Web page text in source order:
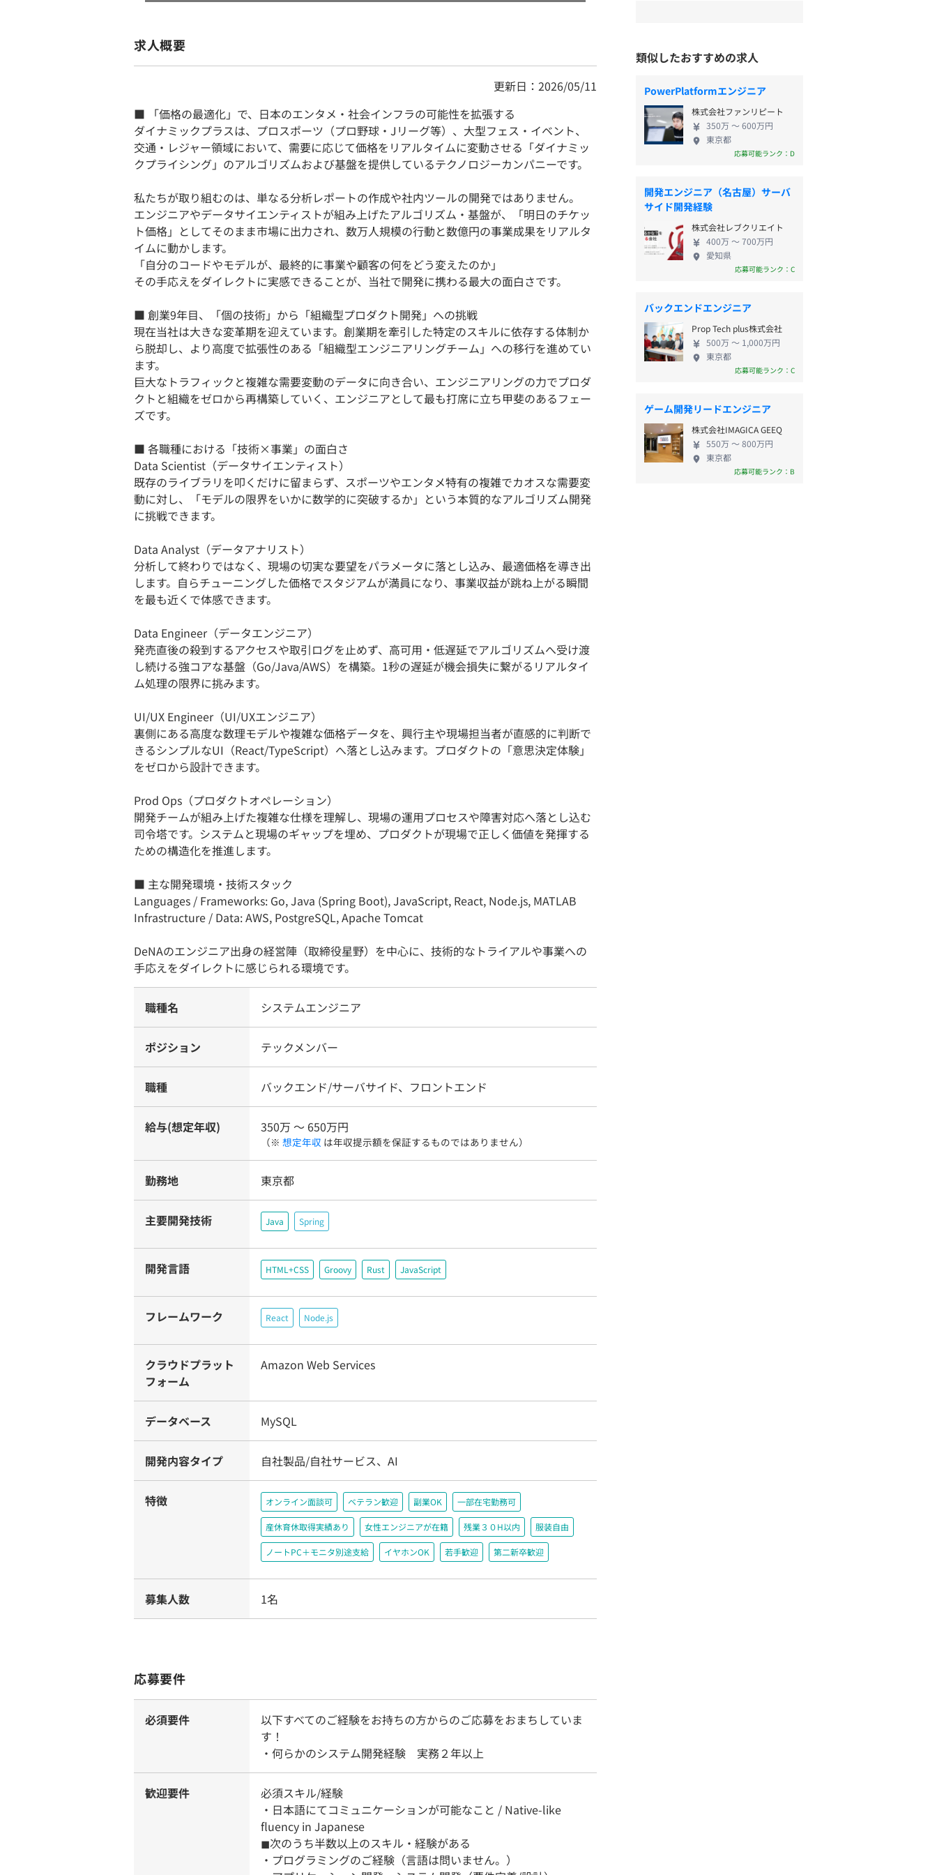
求人概要
更新日：2026/05/11
■ 「価格の最適化」で、日本のエンタメ・社会インフラの可能性を拡張する
ダイナミックプラスは、プロスポーツ（プロ野球・Jリーグ等）、大型フェス・イベント、
交通・レジャー領域において、需要に応じて価格をリアルタイムに変動させる「ダイナミッ
クプライシング」のアルゴリズムおよび基盤を提供しているテクノロジーカンパニーです。
私たちが取り組むのは、単なる分析レポートの作成や社内ツールの開発ではありません。
エンジニアやデータサイエンティストが組み上げたアルゴリズム・基盤が、「明日のチケッ
ト価格」としてそのまま市場に出力され、数万人規模の行動と数億円の事業成果をリアルタ
イムに動かします。
「自分のコードやモデルが、最終的に事業や顧客の何をどう変えたのか」
その手応えをダイレクトに実感できることが、当社で開発に携わる最大の面白さです。
■ 創業9年目、「個の技術」から「組織型プロダクト開発」への挑戦
現在当社は大きな変革期を迎えています。創業期を牽引した特定のスキルに依存する体制か
ら脱却し、より高度で拡張性のある「組織型エンジニアリングチーム」への移行を進めてい
ます。
巨大なトラフィックと複雑な需要変動のデータに向き合い、エンジニアリングの力でプロダ
クトと組織をゼロから再構築していく、エンジニアとして最も打席に立ち甲斐のあるフェー
ズです。
■ 各職種における「技術×事業」の面白さ
Data Scientist（データサイエンティスト）
既存のライブラリを叩くだけに留まらず、スポーツやエンタメ特有の複雑でカオスな需要変
動に対し、「モデルの限界をいかに数学的に突破するか」という本質的なアルゴリズム開発
に挑戦できます。
Data Analyst（データアナリスト）
分析して終わりではなく、現場の切実な要望をパラメータに落とし込み、最適価格を導き出
します。自らチューニングした価格でスタジアムが満員になり、事業収益が跳ね上がる瞬間
を最も近くで体感できます。
Data Engineer（データエンジニア）
発売直後の殺到するアクセスや取引ログを止めず、高可用・低遅延でアルゴリズムへ受け渡
し続ける強コアな基盤（Go/Java/AWS）を構築。1秒の遅延が機会損失に繋がるリアルタイ
ム処理の限界に挑みます。
UI/UX Engineer（UI/UXエンジニア）
裏側にある高度な数理モデルや複雑な価格データを、興行主や現場担当者が直感的に判断で
きるシンプルなUI（React/TypeScript）へ落とし込みます。プロダクトの「意思決定体験」
をゼロから設計できます。
Prod Ops（プロダクトオペレーション）
開発チームが組み上げた複雑な仕様を理解し、現場の運用プロセスや障害対応へ落とし込む
司令塔です。システムと現場のギャップを埋め、プロダクトが現場で正しく価値を発揮する
ための構造化を推進します。
■ 主な開発環境・技術スタック
Languages / Frameworks: Go, Java (Spring Boot), JavaScript, React, Node.js, MATLAB
Infrastructure / Data: AWS, PostgreSQL, Apache Tomcat
DeNAのエンジニア出身の経営陣（取締役星野）を中心に、技術的なトライアルや事業への
手応えをダイレクトに感じられる環境です。
職種名 システムエンジニア
ポジション テックメンバー
職種 バックエンド/サーバサイド、フロントエンド
給与(想定年収) 350万 〜 650万円
（※ 想定年収 は年収提示額を保証するものではありません）
勤務地 東京都
主要開発技術 Java Spring
開発言語 HTML+CSS Groovy Rust JavaScript
フレームワーク React Node.js
クラウドプラット
フォーム
Amazon Web Services
データベース MySQL
開発内容タイプ 自社製品/自社サービス、AI
特徴 オンライン面談可 ベテラン歓迎 副業OK 一部在宅勤務可
産休育休取得実績あり 女性エンジニアが在籍 残業３０H以内 服装自由
ノートPC＋モニタ別途支給 イヤホンOK 若手歓迎 第二新卒歓迎
募集人数 1名
応募要件
必須要件
以下すべてのご経験をお持ちの方からのご応募をおまちしていま
す！
・何らかのシステム開発経験 実務２年以上
歓迎要件
必須スキル/経験
・日本語にてコミュニケーションが可能なこと / Native-like
fluency in Japanese
◼︎次のうち半数以上のスキル・経験がある
・プログラミングのご経験（言語は問いません。）
類似したおすすめの求人
PowerPlatformエンジニア
株式会社ファンリピート
350万 〜 600万円
東京都
応募可能ランク：D
開発エンジニア（名古屋）サーバ
サイド開発経験
株式会社レブクリエイト
400万 〜 700万円
愛知県
応募可能ランク：C
バックエンドエンジニア
Prop Tech plus株式会社
500万 〜 1,000万円
東京都
応募可能ランク：C
ゲーム開発リードエンジニア
株式会社IMAGICA GEEQ
550万 〜 800万円
東京都
応募可能ランク：B